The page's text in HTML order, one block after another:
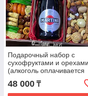
Подарочный набор с
сухофруктами и орехами
(алкоголь оплачивается
отдельно)
48 000 ₸